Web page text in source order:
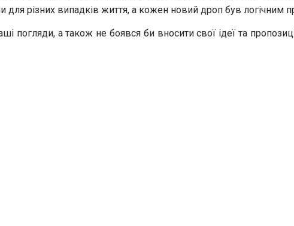
різних випадків життя, а кожен новий дроп був логічним
погляди, а також не боявся би вносити свої ідеї та